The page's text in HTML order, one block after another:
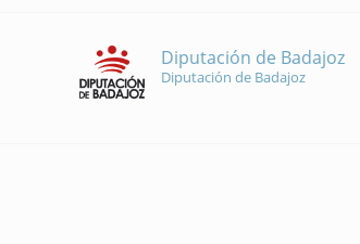
Diputación de Badajoz
Diputación de Badajoz